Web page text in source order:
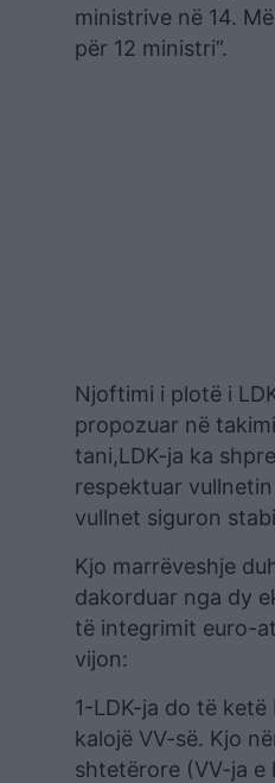
ministrive në 14.
për 12 ministri”.
Njoftimi i plotë i
propozuar në
tani,LDK-ja ka
respektuar
vullnet siguron
Kjo marrëveshje
dakorduar nga dy
të integrimit euro-
vijon:
1-LDK-ja do të
kalojë VV-së. Kjo
shtetërore (VV-ja e